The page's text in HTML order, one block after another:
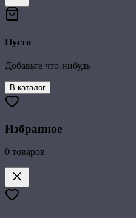
Пусто
Добавьте что-нибудь
В каталог
Избранное
0 товаров